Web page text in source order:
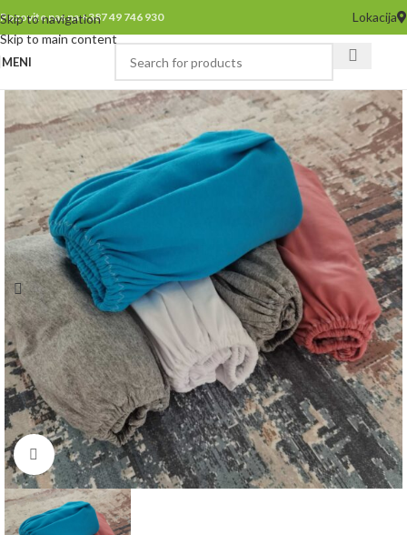
Skip to navigation
Skip to main content
Pozovite nas na +387 49 746 930 Lokacija
MENI
Click to enlarge